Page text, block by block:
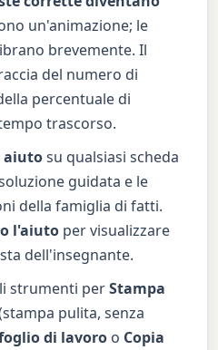
un'animazione; le
brevemente. Il
del numero di
percentuale di
trascorso.
aiutosu qualsiasi scheda
guidata e le
della famiglia di fatti.
l'aiuto per visualizzare
dell'insegnante.
strumenti perStampa
pulita, senza
di lavoro o Copia